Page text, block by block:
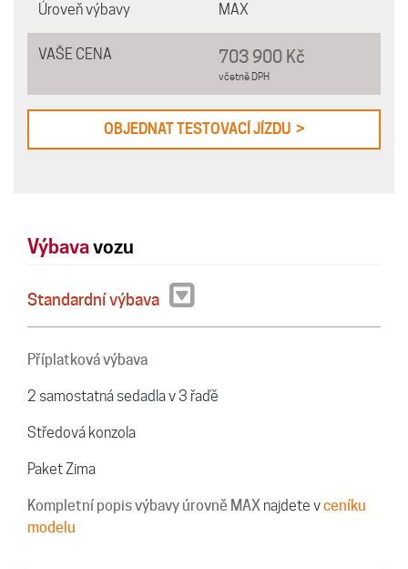
Úroveň výbavy MAX
VAŠE CENA 703 900 Kč
včetně DPH
OBJEDNAT TESTOVACÍ JÍZDU >
Výbavavozu
Standardní výbava
Příplatková výbava
2 samostatná sedadla v 3 řaďě
Středová konzola
Paket Zima
Kompletní popis výbavy úrovně MAX najdete vceníku
modelu